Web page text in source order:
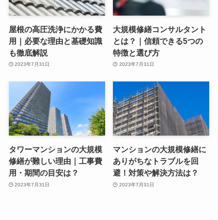
屋根の高圧洗浄にかかる費
用｜必要な理由と基礎知識
も徹底解説
2023年7月31日
大規模修繕コンサルタント
とは？｜信頼できる5つの
特徴と選び方
2023年7月31日
タワーマンションの大規模
修繕が難しい理由｜工事費
用・期間の目安は？
2023年7月31日
マンションの大規模修繕に
ありがちなトラブルを回
避！対策や解決方法は？
2023年7月31日